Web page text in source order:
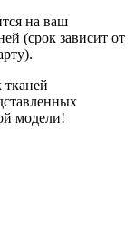
на ваш
(срок зависит от
тканей
модели!